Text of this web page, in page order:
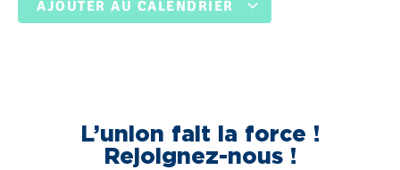
AJOUTER AU CALENDRIER
L’union fait la force !
Rejoignez-nous !